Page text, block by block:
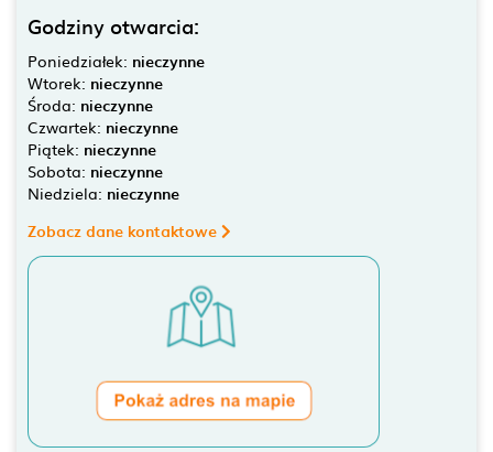
Godziny otwarcia:
Poniedziałek: nieczynne
Wtorek: nieczynne
Środa: nieczynne
Czwartek: nieczynne
Piątek: nieczynne
Sobota: nieczynne
Niedziela: nieczynne
Zobacz dane kontaktowe